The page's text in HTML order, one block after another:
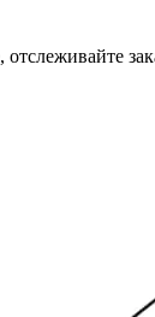
отслеживайте